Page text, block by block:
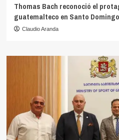
Thomas Bach reconoció el
guatemalteco en Santo
Claudio Aranda